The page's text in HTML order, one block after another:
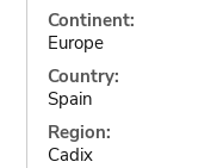
Continent:
Europe
Country:
Spain
Region:
Cadix